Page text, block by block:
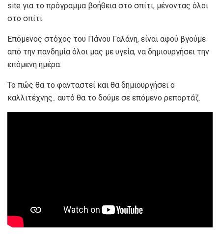
site για το πρόγραμμα βοήθεια στο σπίτι, μένοντας όλοι
στο σπίτι.
Επόμενος στόχος του Πάνου Γαλάνη, είναι αφού βγούμε
από την πανδημία όλοι μας με υγεία, να δημιουργήσει την
επόμενη ημέρα.
Το πώς θα το φανταστεί και θα δημιουργήσει ο
καλλιτέχνης.. αυτό θα το δούμε σε επόμενο ρεπορτάζ.